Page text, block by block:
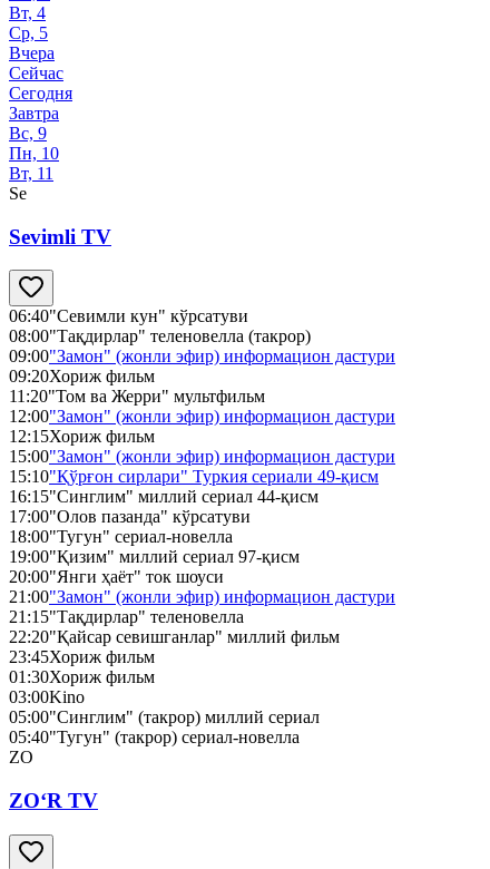
Вт, 4
Ср, 5
Вчера
Сейчас
Сегодня
Завтра
Вс, 9
Пн, 10
Вт, 11
Se
Sevimli TV
06:40"Севимли кун" кўрсатуви
08:00"Тақдирлар" теленовелла (такрор)
09:00"Замон" (жонли эфир) информацион дастури
09:20Хориж фильм
11:20"Том ва Жерри" мультфильм
12:00"Замон" (жонли эфир) информацион дастури
12:15Хориж фильм
15:00"Замон" (жонли эфир) информацион дастури
15:10"Қўрғон сирлари" Туркия сериали 49-қисм
16:15"Синглим" миллий сериал 44-қисм
17:00"Олов пазанда" кўрсатуви
18:00"Тугун" сериал-новелла
19:00"Қизим" миллий сериал 97-қисм
20:00"Янги ҳаёт" ток шоуси
21:00"Замон" (жонли эфир) информацион дастури
21:15"Тақдирлар" теленовелла
22:20"Қайсар севишганлар" миллий фильм
23:45Хориж фильм
01:30Хориж фильм
03:00Kino
05:00"Синглим" (такрор) миллий сериал
05:40"Тугун" (такрор) сериал-новелла
ZO
ZO‘R TV